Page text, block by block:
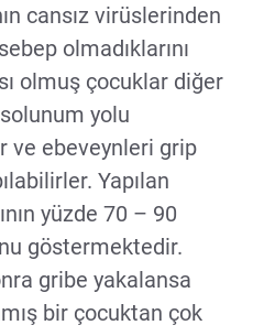
cansız virüslerinden
olmadıklarını
olmuş çocuklar diğer
yolu
ve ebeveynleri grip
Yapılan
yüzde 70 – 90
göstermektedir.
gribe yakalansa
bir çocuktan çok